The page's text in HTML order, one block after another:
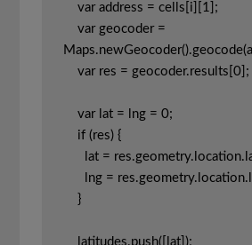
    var address = cells[i][1];
    var geocoder =
    var res = geocoder.results[0];
    var lat = lng = 0;